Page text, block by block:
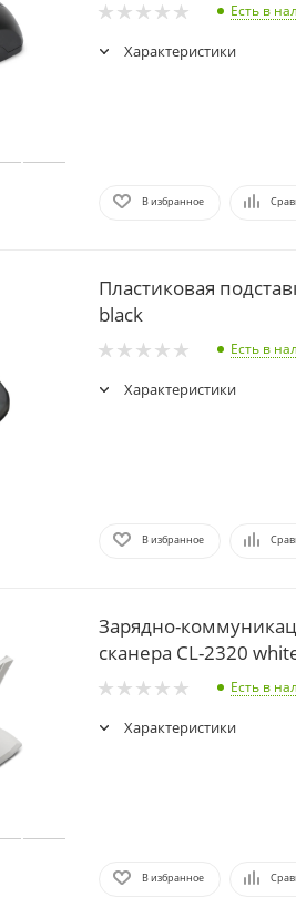
Есть в
Характеристики
В избранное
Пластиковая
black
Есть в
Характеристики
В избранное
Зарядно-
сканера CL-2320
Есть в
Характеристики
В избранное